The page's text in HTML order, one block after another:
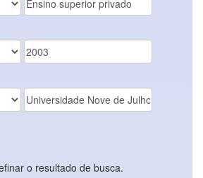
o resultado de busca.